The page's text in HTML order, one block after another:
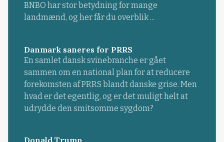
BNBO har stor betydning for mange
landmænd, og her får du overblik ...
Danmark saneres for PRRS
En samlet dansk svinebranche er gået
sammen om en national plan for at reducere
forekomsten af PRRS blandt danske grise. Men
hvad er det egentlig, og er det muligt helt at
udrydde den smitsomme sygdom?
Donald Trump